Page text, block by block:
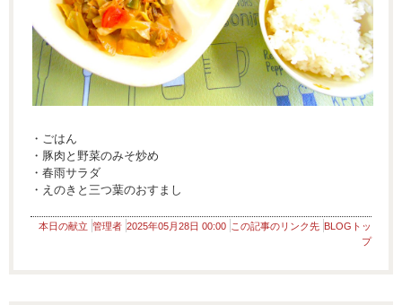
・ごはん
・豚肉と野菜のみそ炒め
・春雨サラダ
・えのきと三つ葉のおすまし
本日の献立 管理者 2025年05月28日 00:00 この記事のリンク先 BLOGトッ
プ